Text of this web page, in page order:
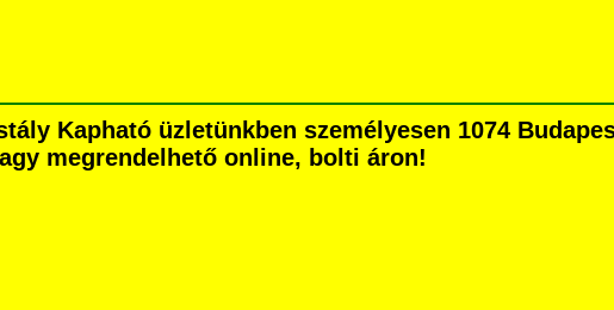
Kapható üzletünkben személyesen 1074
megrendelhető online, bolti áron!